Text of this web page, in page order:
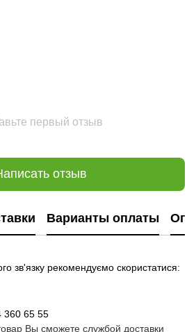
первый отзыв
отзыв
Варианты оплаты
зв'язку рекомендуємо скористатися:
360 65 55
Вы сможете службой доставки